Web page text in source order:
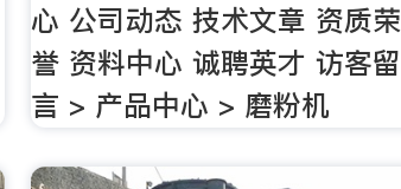
心 公司动态 技术文章 资质荣
誉 资料中心 诚聘英才 访客留
言 > 产品中心 > 磨粉机